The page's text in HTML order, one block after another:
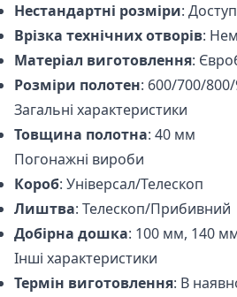
Нестандартні розміри:
Врізка технічних отворів:
Матеріал виготовлення:
Розміри полотен: 600/700/
Загальні характеристики
Товщина полотна: 40 мм
Погонажні вироби
Короб: Універсал/Телескоп
Лиштва: Телескоп/Прибивний
Добірна дошка: 100 мм, 140
Інші характеристики
Термін виготовлення: В